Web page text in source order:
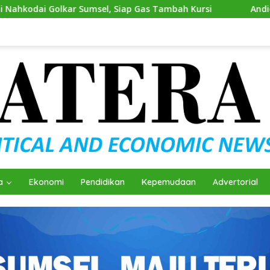
Siap Gas Tambah Kursi Andie Dinialdie Kembalikan
Ekonomi Pendidikan Kepemudaan Advertorial